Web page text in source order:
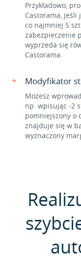
Przykładowo,
Castorama, jeśli
co najmniej 5
zabezpieczenie
wyprzeda się
Castorama.
Modyfikator
Możesz
np. wpisując -2
pomniejszony o
znajduje się w
wyznaczony